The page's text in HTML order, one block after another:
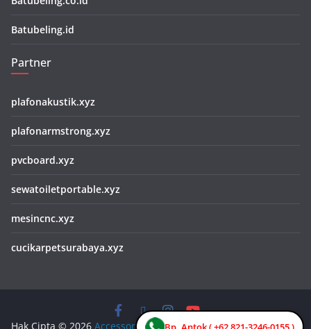
Batubeling.id
Partner
plafonakustik.xyz
plafonarmstrong.xyz
pvcboard.xyz
sewatoiletportable.xyz
mesincnc.xyz
cucikarpetsurabaya.xyz
Hak Cipta © 2026 Accessories Cubicle Toilet. Keseluruhan Hak